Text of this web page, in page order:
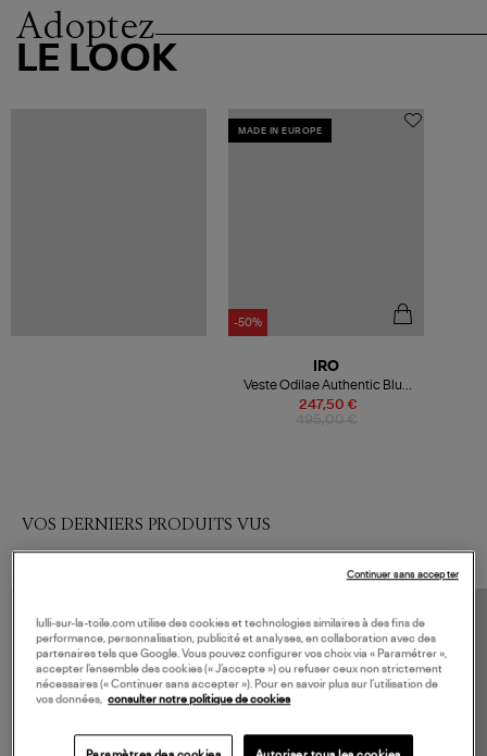
Adoptez
LE LOOK
MADE IN EUROPE
-50%
247,50 €
IRO
Veste Odilae Authentic Blue
Denim
VOS DERNIERS PRODUITS VUS
lulli-sur-la-toile.com utilise des cookies et technologies similaires à des fins de
performance, personnalisation, publicité et analyses, en collaboration avec des
partenaires tels que Google. Vous pouvez configurer vos choix via « Paramétrer »,
accepter l’ensemble des cookies (« J’accepte ») ou refuser ceux non strictement
nécessaires (« Continuer sans accepter »). Pour en savoir plus sur l’utilisation de
vos données, consulter notre politique de cookies
Continuer sans accepter